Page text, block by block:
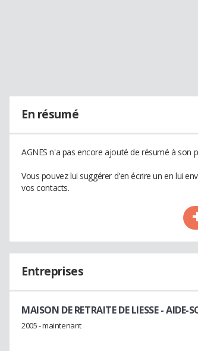
En résumé
AGNES n'a pas encore ajouté de résumé à son
Vous pouvez lui suggérer d'en écrire un en lui
vos contacts.
Entreprises
MAISON DE RETRAITE DE LIESSE- AIDE-
2005 - maintenant